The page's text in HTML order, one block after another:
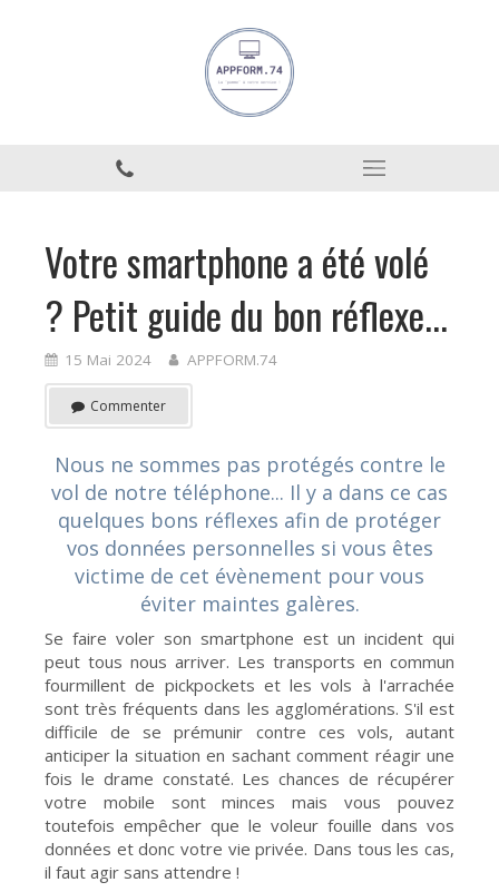
Votre smartphone a été volé
? Petit guide du bon réflexe...
15 Mai 2024 APPFORM.74
Commenter
Nous ne sommes pas protégés contre le
vol de notre téléphone... Il y a dans ce cas
quelques bons réflexes afin de protéger
vos données personnelles si vous êtes
victime de cet évènement pour vous
éviter maintes galères.
Se faire voler son smartphone est un incident qui
peut tous nous arriver. Les transports en commun
fourmillent de pickpockets et les vols à l'arrachée
sont très fréquents dans les agglomérations. S'il est
difficile de se prémunir contre ces vols, autant
anticiper la situation en sachant comment réagir une
fois le drame constaté. Les chances de récupérer
votre mobile sont minces mais vous pouvez
toutefois empêcher que le voleur fouille dans vos
données et donc votre vie privée. Dans tous les cas,
il faut agir sans attendre !